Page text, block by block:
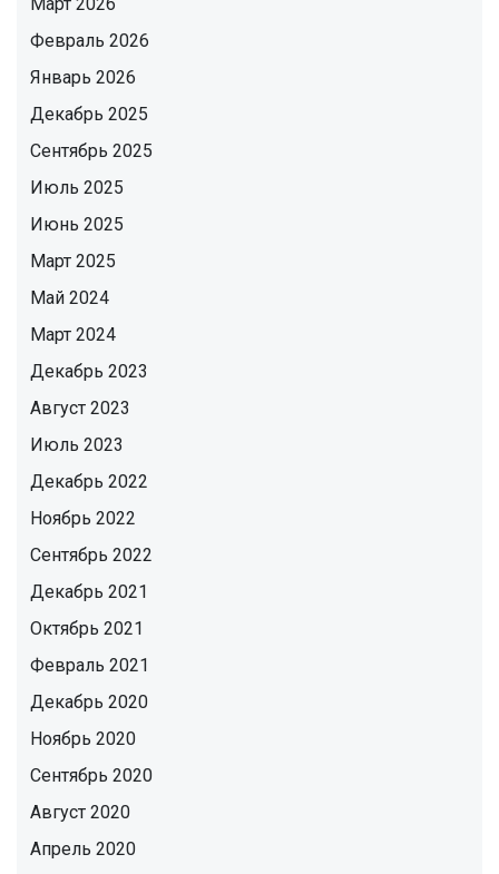
Февраль 2026
Январь 2026
Декабрь 2025
Сентябрь 2025
Июль 2025
Июнь 2025
Март 2025
Май 2024
Март 2024
Декабрь 2023
Август 2023
Июль 2023
Декабрь 2022
Ноябрь 2022
Сентябрь 2022
Декабрь 2021
Октябрь 2021
Февраль 2021
Декабрь 2020
Ноябрь 2020
Сентябрь 2020
Август 2020
Апрель 2020